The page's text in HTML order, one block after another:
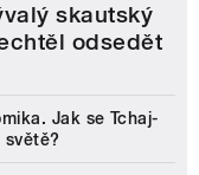
skautský
odsedět
Jak se Tchaj-